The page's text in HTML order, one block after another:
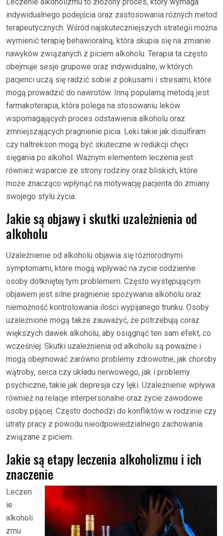
indywidualnego podejścia oraz zastosowania różnych metod
terapeutycznych. Wśród najskuteczniejszych strategii można
wymienić terapię behawioralną, która skupia się na zmianie
nawyków związanych z piciem alkoholu. Terapia ta często
obejmuje sesje grupowe oraz indywidualne, w których
pacjenci uczą się radzić sobie z pokusami i stresami, które
mogą prowadzić do nawrotów. Inną popularną metodą jest
farmakoterapia, która polega na stosowaniu leków
wspomagających proces odstawienia alkoholu oraz
zmniejszających pragnienie picia. Leki takie jak disulfiram
czy naltrekson mogą być skuteczne w redukcji chęci
sięgania po alkohol. Ważnym elementem leczenia jest
również wsparcie ze strony rodziny oraz bliskich, które
może znacząco wpłynąć na motywację pacjenta do zmiany
swojego stylu życia.
Jakie są objawy i skutki uzależnienia od
alkoholu
Uzależnienie od alkoholu objawia się różnorodnymi
symptomami, które mogą wpływać na życie codzienne
osoby dotkniętej tym problemem. Często występującym
objawem jest silne pragnienie spożywania alkoholu oraz
niemożność kontrolowania ilości wypijanego trunku. Osoby
uzależnione mogą także zauważyć, że potrzebują coraz
większych dawek alkoholu, aby osiągnąć ten sam efekt, co
wcześniej. Skutki uzależnienia od alkoholu są poważne i
mogą obejmować zarówno problemy zdrowotne, jak choroby
wątroby, serca czy układu nerwowego, jak i problemy
psychiczne, takie jak depresja czy lęki. Uzależnienie wpływa
również na relacje interpersonalne oraz życie zawodowe
osoby pijącej. Często dochodzi do konfliktów w rodzinie czy
utraty pracy z powodu nieodpowiedzialnego zachowania
związane z piciem.
Jakie są etapy leczenia alkoholizmu i ich
znaczenie
Leczen
ie
alkoholi
zmu